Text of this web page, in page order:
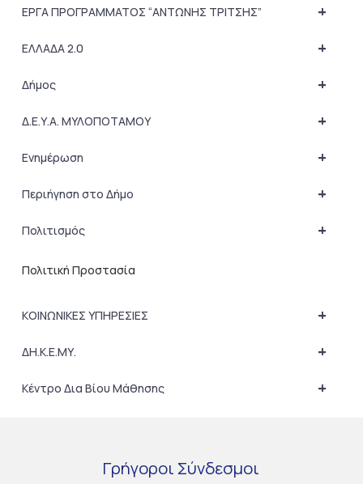
+
ΕΡΓΑ ΠΡΟΓΡΑΜΜΑΤΟΣ “ΑΝΤΩΝΗΣ ΤΡΙΤΣΗΣ”
+
ΕΛΛΑΔΑ 2.0
+
Δήμος
+
Δ.Ε.Υ.Α. ΜΥΛΟΠΟΤΑΜΟΥ
+
Ενημέρωση
+
Περιήγηση στο Δήμο
+
Πολιτισμός
Πολιτική Προστασία
+
ΚΟΙΝΩΝΙΚΕΣ ΥΠΗΡΕΣΙΕΣ
+
ΔΗ.Κ.Ε.ΜΥ.
+
Κέντρο Δια Βίου Μάθησης
Γρήγοροι Σύνδεσμοι